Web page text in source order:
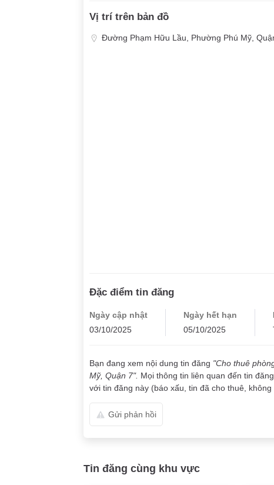
Vị trí trên bản đồ
Đường Phạm Hữu Lầu, Phường Phú Mỹ,
Đặc điểm tin đăng
Ngày cập nhật
03/10/2025
Ngày hết hạn
05/10/2025
Bạn đang xem nội dung tin đăng "Cho thuê
Mỹ, Quận 7". Mọi thông tin liên quan đến tin
với tin đăng này (báo xấu, tin đã cho thuê,
Gửi phản hồi
Tin đăng cùng khu vực